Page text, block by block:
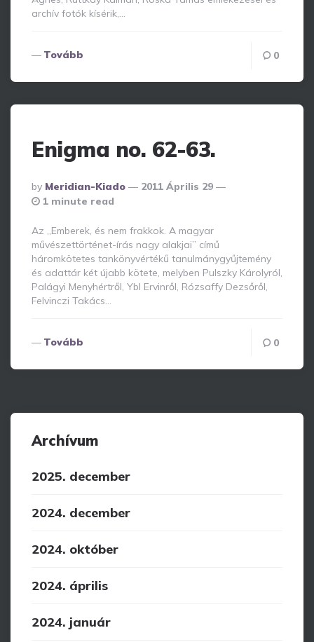
archív fotók kísérik,…
Tovább 0
Enigma no. 62-63.
Posted
By
By Meridian-Kiado
2011 Április 29
1 minute read
Az „Emberek, és nem frakkok. A magyar
művészettörténet-írás nagy alakjai” című
háromkötetes tankönyvértékű tanulmánygyűjtemény
és adattár két újabb kötete, melyben Pulszky Károlyról,
Palágyi Menyhértről, Ybl Ervinről, Rózsaffy Dezsőről,
Felvinczi Takács…
Tovább 0
Archívum
2025. december
2024. december
2024. október
2024. április
2024. január